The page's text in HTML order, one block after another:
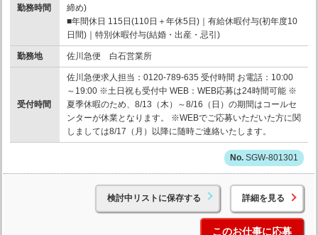
勤務時間
締め)
■年間休日 115日(110日＋年休5日)｜有給休暇付与(初年度10
日間)｜特別休暇付与(結婚・出産・忌引)
勤務地 佐川急便 白石営業所
受付時間
佐川急便求人担当：0120-789-635 受付時間 お電話：10:00
～19:00 ※土日祝も受付中 WEB：WEB応募は24時間可能 ※
夏季休暇のため、8/13（木）～8/16（日）の期間はコールセ
ンターが休業となります。 ※WEBでご応募いただいた方に関
しましては8/17（月）以降に随時ご連絡いたします。
SGW-801301
検討中リストに保存する 詳細を見る
このお仕事に応募